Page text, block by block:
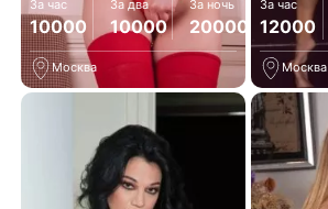
За час
10000
За два
10000
За ночь
20000
Москва
За час
12000
Москва